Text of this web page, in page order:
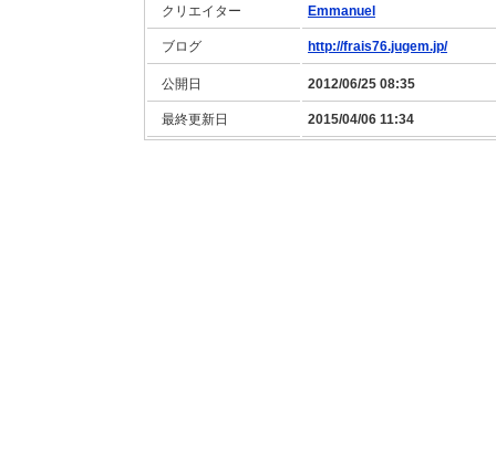
クリエイター Emmanuel
ブログ http://frais76.jugem.jp/
公開日 2012/06/25 08:35
最終更新日 2015/04/06 11:34